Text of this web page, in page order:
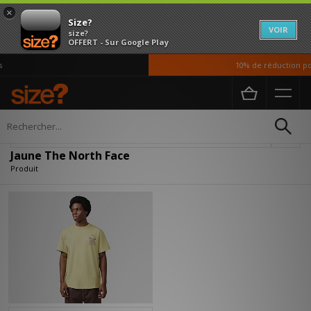
×
Size?
size?
OFFERT - Sur Google Play
VOIR
10% de réduction
Accueil Jaune The North Face
Jaune The North Face
Produit